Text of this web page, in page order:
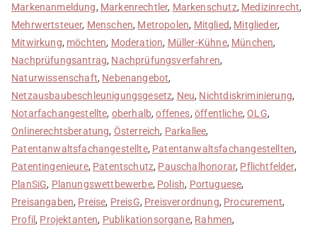
Markenanmeldung, Markenrechtler, Markenschutz, Medizinrecht,
Mehrwertsteuer, Menschen, Metropolen, Mitglied, Mitglieder,
Mitwirkung, möchten, Moderation, Müller-Kühne, München,
Nachprüfungsantrag, Nachprüfungsverfahren,
Naturwissenschaft, Nebenangebot,
Netzausbaubeschleunigungsgesetz, Neu, Nichtdiskriminierung,
Notarfachangestellte, oberhalb,offenes,öffentliche,OLG,
Onlinerechtsberatung, Österreich, Parkallee,
Patentanwaltsfachangestellte, Patentanwaltsfachangestellten,
Patentingenieure, Patentschutz, Pauschalhonorar, Pflichtfelder,
PlanSiG, Planungswettbewerbe, Polish, Portuguese,
Preisangaben, Preise, PreisG, Preisverordnung, Procurement,
Profil, Projektanten, Publikationsorgane, Rahmen,